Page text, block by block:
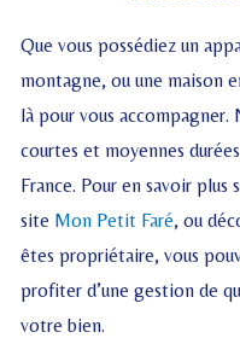
Que vous possédiez un
montagne, ou une maison
là pour vous
courtes et moyennes
France. Pour en savoir plus
site Mon Petit Faré, ou
êtes propriétaire, vous
profiter d’une gestion de
votre bien.